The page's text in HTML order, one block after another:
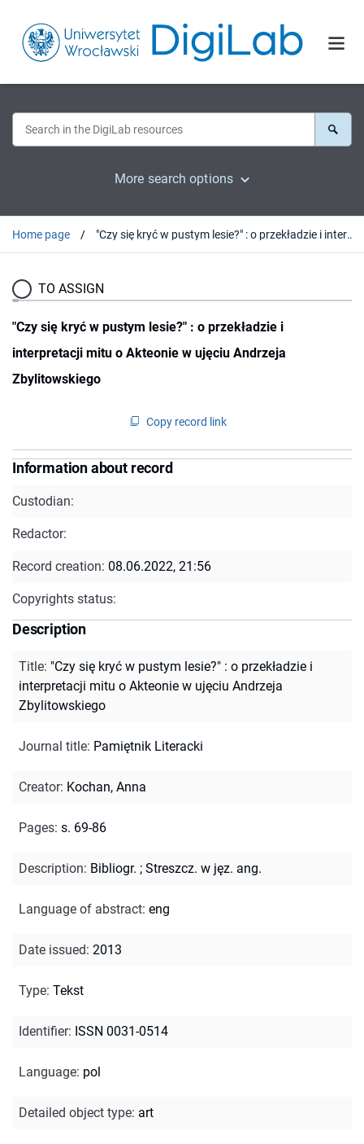
More search options
Home page "Czy się kryć w pustym lesie?" : o przekładzie i interpretacji mitu o Akteonie w ujęciu Andrzeja Zbylitowskiego
TO ASSIGN
"Czy się kryć w pustym lesie?" : o przekładzie i
interpretacji mitu o Akteonie w ujęciu Andrzeja
Zbylitowskiego
Copy record link
Information about record
Custodian:
Redactor:
Record creation: 08.06.2022, 21:56
Copyrights status:
Description
Title: "Czy się kryć w pustym lesie?" : o przekładzie i
interpretacji mitu o Akteonie w ujęciu Andrzeja
Zbylitowskiego
Journal title: Pamiętnik Literacki
Creator: Kochan, Anna
Pages: s. 69-86
Description: Bibliogr. ; Streszcz. w jęz. ang.
Language of abstract: eng
Date issued: 2013
Type: Tekst
Identifier: ISSN 0031-0514
Language: pol
Detailed object type: art